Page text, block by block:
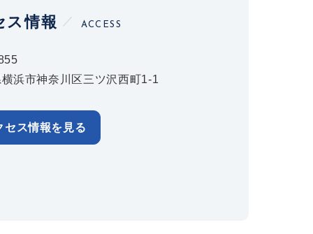
ス情報 ACCESS
浜市神奈川区三ツ沢西町1-1
セス情報を見る